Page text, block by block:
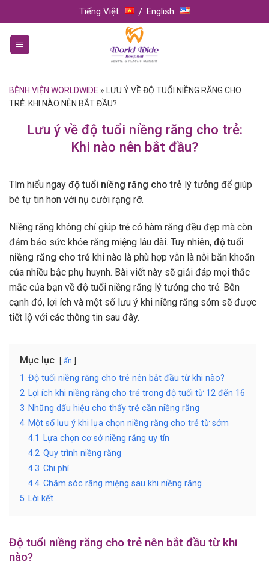
to
content
Tiếng Việt English
BỆNH VIỆN WORLDWIDE »
LƯU Ý VỀ ĐỘ TUỔI NIỀNG RĂNG CHO
TRẺ: KHI NÀO NÊN BẮT ĐẦU?
Lưu ý về độ tuổi niềng răng cho trẻ:
Khi nào nên bắt đầu?
Tìm hiểu ngay độ tuổi niềng răng cho trẻ lý tưởng để giúp
bé tự tin hơn với nụ cười rạng rỡ.
Niềng răng không chỉ giúp trẻ có hàm răng đều đẹp mà còn
đảm bảo sức khỏe răng miệng lâu dài. Tuy nhiên, độ tuổi
niềng răng cho trẻ khi nào là phù hợp vẫn là nỗi băn khoăn
của nhiều bậc phụ huynh. Bài viết này sẽ giải đáp mọi thắc
mắc của bạn về độ tuổi niềng răng lý tưởng cho trẻ. Bên
cạnh đó, lợi ích và một số lưu ý khi niềng răng sớm sẽ được
tiết lộ với các thông tin sau đây.
Mục lục ẩn
1 Độ tuổi niềng răng cho trẻ nên bắt đầu từ khi nào?
2 Lợi ích khi niềng răng cho trẻ trong độ tuổi từ 12 đến 16
3 Những dấu hiệu cho thấy trẻ cần niềng răng
4 Một số lưu ý khi lựa chọn niềng răng cho trẻ từ sớm
4.1
Lựa chọn cơ sở niềng răng uy tín
4.2 Quy trình niềng răng
4.3 Chi phí
4.4 Chăm sóc răng miệng sau khi niềng răng
5 Lời kết
Độ tuổi niềng răng cho trẻ nên bắt đầu từ khi
nào?